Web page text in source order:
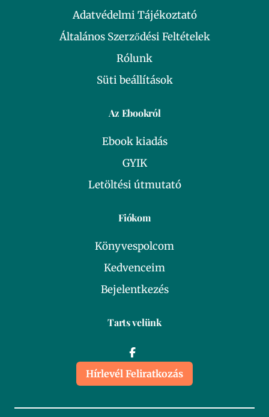
Adatvédelmi Tájékoztató
Általános Szerződési Feltételek
Rólunk
Süti beállítások
Az Ebookról
Ebook kiadás
GYIK
Letöltési útmutató
Fiókom
Könyvespolcom
Kedvenceim
Bejelentkezés
Tarts velünk
Hírlevél Feliratkozás